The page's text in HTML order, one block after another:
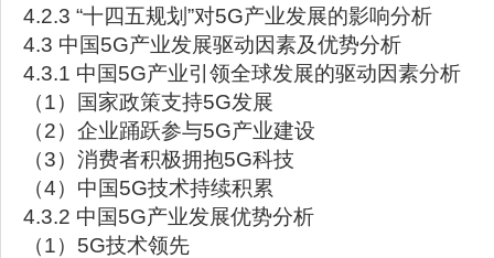
4.2.3 “十四五规划”对5G产业发展的影响分析
4.3 中国5G产业发展驱动因素及优势分析
4.3.1 中国5G产业引领全球发展的驱动因素分析
（1）国家政策支持5G发展
（2）企业踊跃参与5G产业建设
（3）消费者积极拥抱5G科技
（4）中国5G技术持续积累
4.3.2 中国5G产业发展优势分析
（1）5G技术领先